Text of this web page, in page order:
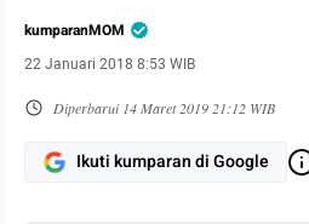
kumparanMOM
22 Januari 2018 8:53 WIB
Diperbarui 14 Maret 2019 21:12 WIB
Ikuti kumparan di Google